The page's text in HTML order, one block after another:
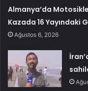
Almanya’da
Kazada 16 Yayındaki
Ağustos 6, 2026